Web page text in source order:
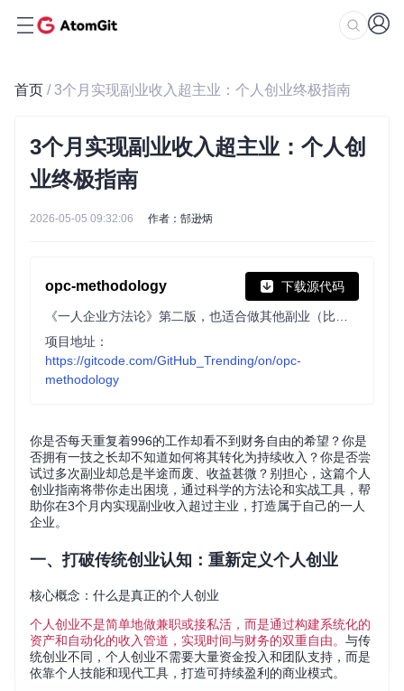
首页 / 3个月实现副业收入超主业：个人创业终极指南
3个月实现副业收入超主业：个人创
业终极指南
2026-05-05 09:32:06 作者：郜逊炳
opc-methodology 下载源代码
项目地址：
https://gitcode.com/GitHub_Trending/on/opc-
methodology
你是否每天重复着996的工作却看不到财务自由的希望？你是
否拥有一技之长却不知道如何将其转化为持续收入？你是否尝
试过多次副业却总是半途而废、收益甚微？别担心，这篇个人
创业指南将带你走出困境，通过科学的方法论和实战工具，帮
助你在3个月内实现副业收入超过主业，打造属于自己的一人
企业。
一、打破传统创业认知：重新定义个人创业
核心概念：什么是真正的个人创业
个人创业不是简单地做兼职或接私活，而是通过构建系统化的
资产和自动化的收入管道，实现时间与财务的双重自由。 与传
统创业不同，个人创业不需要大量资金投入和团队支持，而是
依靠个人技能和现代工具，打造可持续盈利的商业模式。